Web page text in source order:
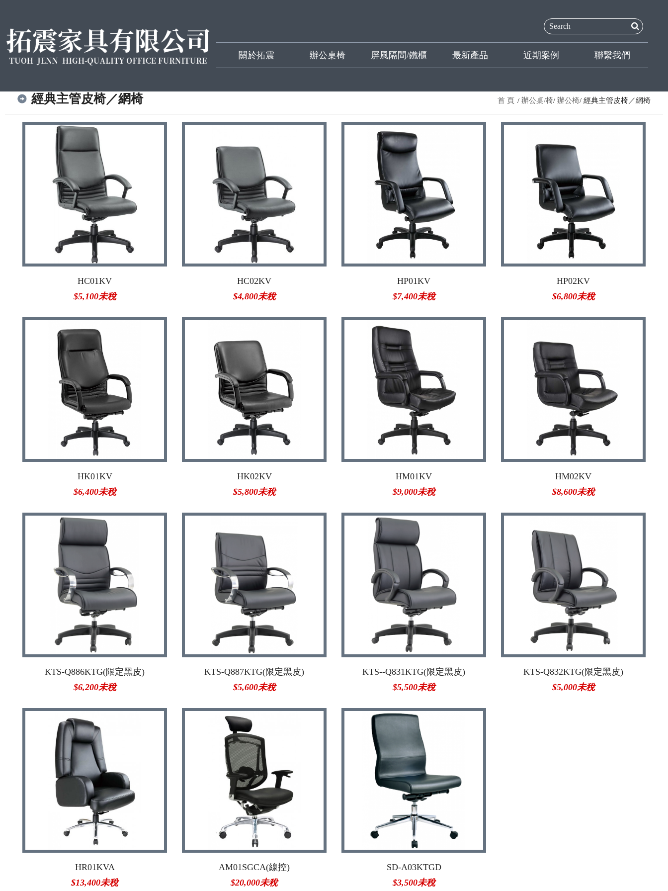
關於拓震 辦公桌椅 屏風隔間/鐵櫃 最新產品 近期案例 聯繫我們
經典主管皮椅／網椅 首 頁 辦公桌/椅 辦公椅 經典主管皮椅／網椅
HC01KV
$5,100未稅
HC02KV
$4,800未稅
HP01KV
$7,400未稅
HP02KV
$6,800未稅
HK01KV
$6,400未稅
HK02KV
$5,800未稅
HM01KV
$9,000未稅
HM02KV
$8,600未稅
KTS-Q886KTG(限定黑皮)
$6,200未稅
KTS-Q887KTG(限定黑皮)
$5,600未稅
KTS--Q831KTG(限定黑皮)
$5,500未稅
KTS-Q832KTG(限定黑皮)
$5,000未稅
HR01KVA
$13,400未稅
AM01SGCA(線控)
$20,000未稅
SD-A03KTGD
$3,500未稅